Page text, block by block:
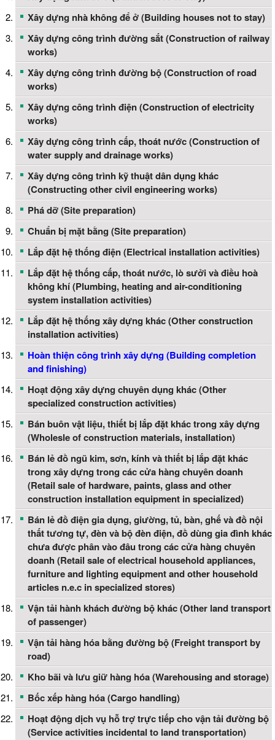
Xây dựng nhà không để ở (Building houses not to stay)
Xây dựng công trình đường sắt (Construction of railway
works)
Xây dựng công trình đường bộ (Construction of road
works)
Xây dựng công trình điện (Construction of electricity
works)
Xây dựng công trình cấp, thoát nước (Construction of
water supply and drainage works)
Xây dựng công trình kỹ thuật dân dụng khác
(Constructing other civil engineering works)
Phá dỡ (Site preparation)
Chuẩn bị mặt bằng (Site preparation)
Lắp đặt hệ thống điện (Electrical installation activities)
Lắp đặt hệ thống cấp, thoát nước, lò sưởi và điều hoà
không khí (Plumbing, heating and air-conditioning
system installation activities)
Lắp đặt hệ thống xây dựng khác (Other construction
installation activities)
Hoàn thiện công trình xây dựng (Building completion
and finishing)
Hoạt động xây dựng chuyên dụng khác (Other
specialized construction activities)
Bán buôn vật liệu, thiết bị lắp đặt khác trong xây dựng
(Wholesle of construction materials, installation)
Bán lẻ đồ ngũ kim, sơn, kính và thiết bị lắp đặt khác
trong xây dựng trong các cửa hàng chuyên doanh
(Retail sale of hardware, paints, glass and other
construction installation equipment in specialized)
Bán lẻ đồ điện gia dụng, giường, tủ, bàn, ghế và đồ nội
thất tương tự, đèn và bộ đèn điện, đồ dùng gia đình khác
chưa được phân vào đâu trong các cửa hàng chuyên
doanh (Retail sale of electrical household appliances,
furniture and lighting equipment and other household
articles n.e.c in specialized stores)
Vận tải hành khách đường bộ khác (Other land transport
of passenger)
Vận tải hàng hóa bằng đường bộ (Freight transport by
road)
Kho bãi và lưu giữ hàng hóa (Warehousing and storage)
Bốc xếp hàng hóa (Cargo handling)
Hoạt động dịch vụ hỗ trợ trực tiếp cho vận tải đường bộ
(Service activities incidental to land transportation)